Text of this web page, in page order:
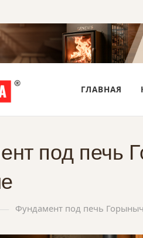
ГЛАВНАЯ
под печь
— Фундамент под печь